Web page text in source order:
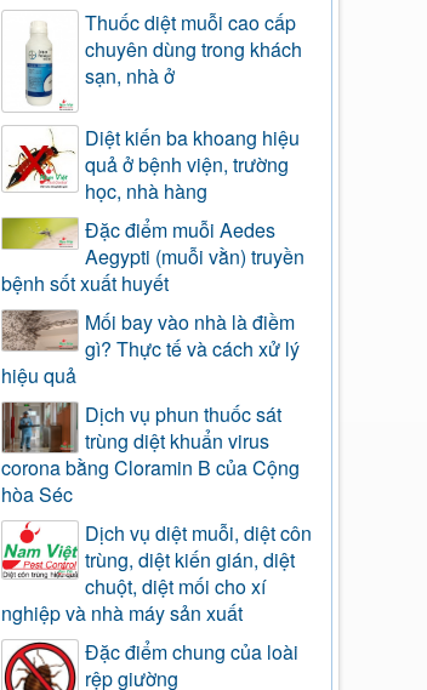
Thuốc diệt muỗi cao cấp
chuyên dùng trong khách
sạn, nhà ở
Diệt kiến ba khoang hiệu
quả ở bệnh viện, trường
học, nhà hàng
Đặc điểm muỗi Aedes
Aegypti (muỗi vằn) truyền
bệnh sốt xuất huyết
Mối bay vào nhà là điềm
gì? Thực tế và cách xử lý
hiệu quả
Dịch vụ phun thuốc sát
trùng diệt khuẩn virus
corona bằng Cloramin B của Cộng
hòa Séc
Dịch vụ diệt muỗi, diệt côn
trùng, diệt kiến gián, diệt
chuột, diệt mối cho xí
nghiệp và nhà máy sản xuất
Đặc điểm chung của loài
rệp giường